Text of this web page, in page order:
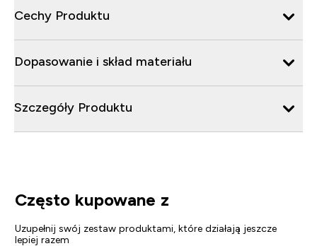
Cechy Produktu
Dopasowanie i skład materiału
Szczegóły Produktu
Często kupowane z
Uzupełnij swój zestaw produktami, które działają jeszcze
lepiej razem